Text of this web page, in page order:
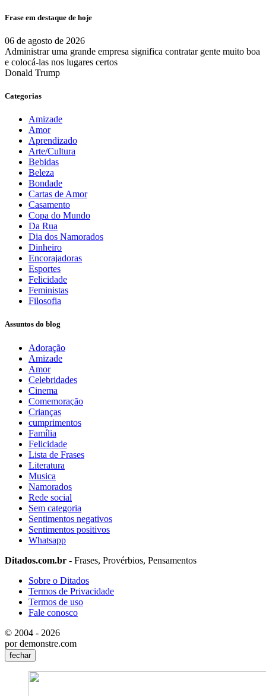
Frase em destaque de hoje
06 de agosto de 2026
Administrar uma grande empresa significa contratar gente muito boa
e colocá-las nos lugares certos
Donald Trump
Categorias
Amizade
Amor
Aprendizado
Arte/Cultura
Bebidas
Beleza
Bondade
Cartas de Amor
Casamento
Copa do Mundo
Da Rua
Dia dos Namorados
Dinheiro
Encorajadoras
Esportes
Felicidade
Feministas
Filosofia
Assuntos do blog
Adoração
Amizade
Amor
Celebridades
Cinema
Comemoração
Crianças
cumprimentos
Família
Felicidade
Lista de Frases
Literatura
Musica
Namorados
Rede social
Sem categoria
Sentimentos negativos
Sentimentos positivos
Whatsapp
Ditados.com.br - Frases, Provérbios, Pensamentos
Sobre o Ditados
Termos de Privacidade
Termos de uso
Fale conosco
© 2004 - 2026
por demonstre.com
fechar